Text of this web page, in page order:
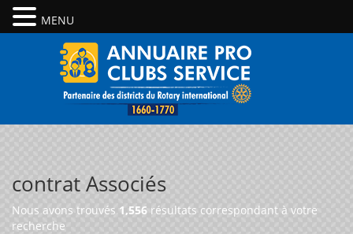
contrat Associés
Nous avons trouvés 1,556 résultats correspondant à votre
recherche
MENU